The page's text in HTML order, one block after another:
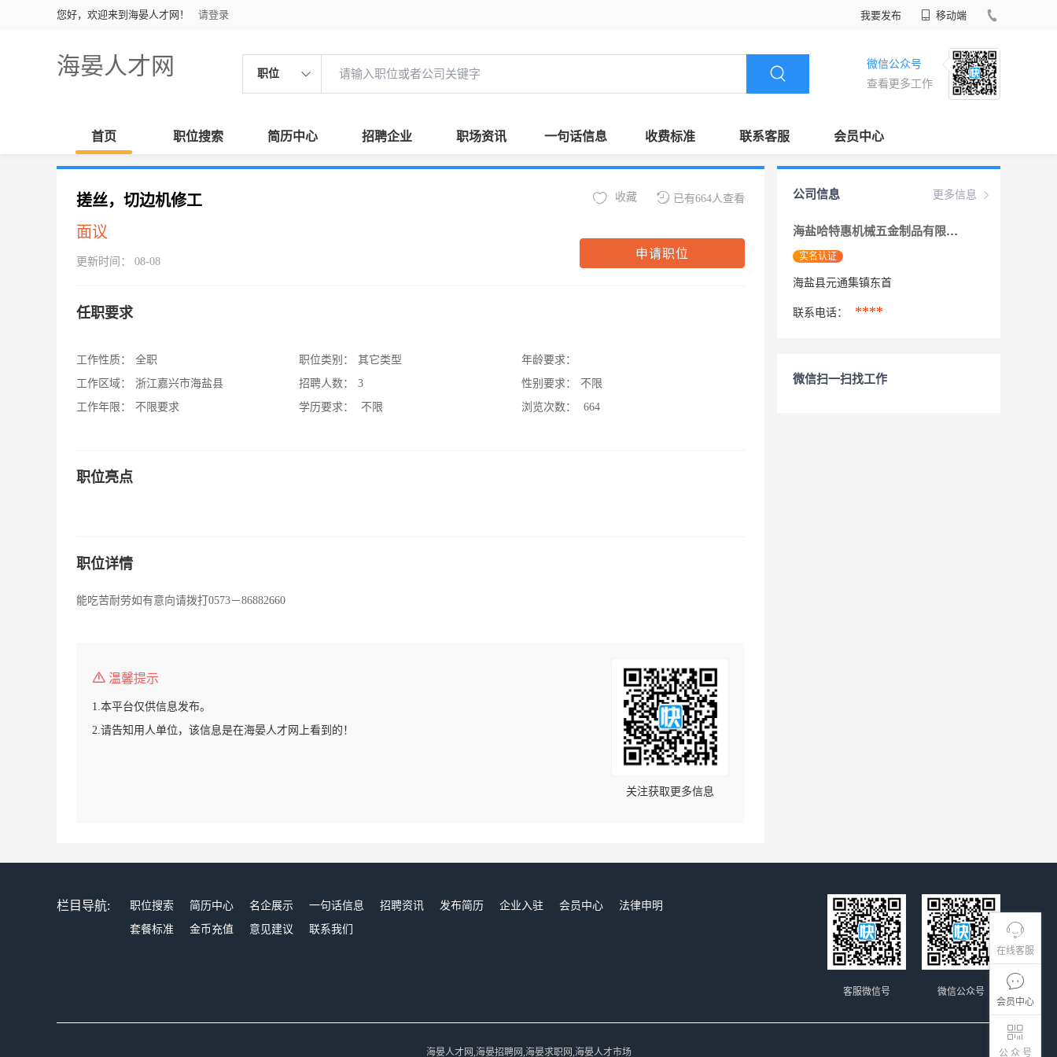
您好，欢迎来到海晏人才网！ 请登录 我要发布 移动端
海晏人才网 职位
微信公众号
查看更多工作
首页 职位搜索 简历中心 招聘企业 职场资讯 一句话信息 收费标准 联系客服 会员中心
在线客服
会员中心
公 众 号
搓丝，切边机修工
面议
更新时间： 08-08
已有664人查看
收藏
申请职位
任职要求
工作性质：
全职
工作区域：
浙江嘉兴市海盐县
工作年限：
不限要求
职位类别：
其它类型
招聘人数：
3
学历要求：
不限
年龄要求：
性别要求：
不限
浏览次数：
664
职位亮点
职位详情
能吃苦耐劳如有意向请拨打0573－86882660
温馨提示
1.本平台仅供信息发布。
2.请告知用人单位，该信息是在海晏人才网上看到的！
关注获取更多信息
更多信息
公司信息
海盐哈特惠机械五金制品有限公司
实名认证
海盐县元通集镇东首
联系电话： ****
微信扫一扫找工作
栏目导航: 职位搜索 简历中心 名企展示 一句话信息 招聘资讯 发布简历 企业入驻 会员中心
法律申明
套餐标准
金币充值 意见建议 联系我们
微信公众号
客服微信号
海晏人才网,海晏招聘网,海晏求职网,海晏人才市场